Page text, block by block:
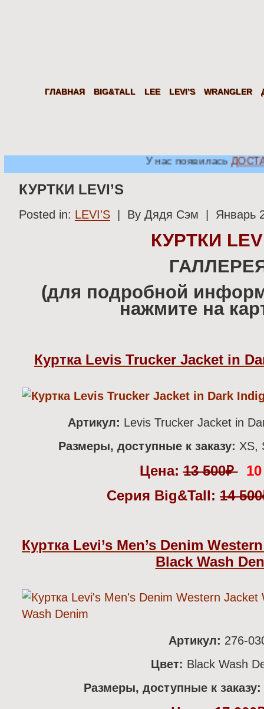
ГЛАВНАЯ BIG&TALL LEE LEVI’S WRANGLER
У нас появилась
КУРТКИ LEVI’S
Posted in: LEVI'S | By Дядя Сэм | Январь
КУРТКИ
(для подробной
нажмите на
Куртка Levis Trucker Jacket in
Артикул: Levis Trucker Jacket in
Размеры, доступные к заказу: XS,
Цена:13 500₽
Серия Big&Tall: 14 500
Куртка Levi’s Men’s Denim
Black Wash
Артикул: 276-
Цвет: Black Wash
Размеры, доступные к заказу: